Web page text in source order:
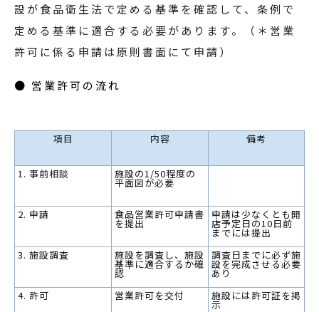
設が食品衛生法で定める基準を確認して、条例で
定める基準に適合する必要があります。（＊営業
許可に係る申請は原則書面にて申請）
● 営業許可の流れ
項目 内容 備考
1. 事前相談 施設の1/50程度の
平面図が必要
2. 申請 食品営業許可申請書
を提出
申請は少なくとも開
店予定日の10日前
までには提出
3. 施設調査
施設を調査し、施設
基準に適合するか確
認
調査日までに必ず施
設を完成させる必要
あり
4. 許可
営業許可を交付 施設には許可証を掲
示